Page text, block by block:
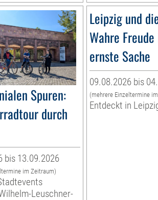
Spuren:
durch
bis 13.09.2026
im Zeitraum)
Leuschner-
Leipzig und
Wahre
ernste Sache
09.08.2026 bis
(mehrere Einzeltermine
Entdeckt in